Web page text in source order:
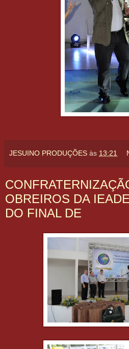
JESUINO PRODUÇÕES às 13:21
OBREIROS DA
DO FINAL DE